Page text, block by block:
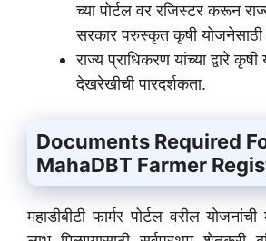
च्या पोर्टल वर रजिस्टर करून
सरकार परुस्कृत कृषी
राज्य प्राधिकरण यांच्या द्वारे कृषी
देखरेखीची पारदर्शकता.
Documents Required
MahaDBT Farmer
महाडीबीटी फार्मर पोर्टल वरील योजनांची